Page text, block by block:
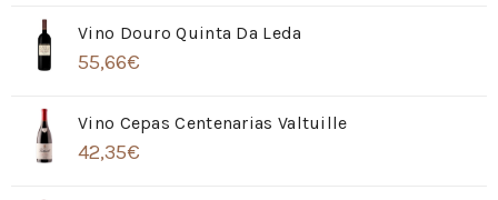
Vino Douro Quinta Da Leda
55,66€
Vino Cepas Centenarias Valtuille
42,35€